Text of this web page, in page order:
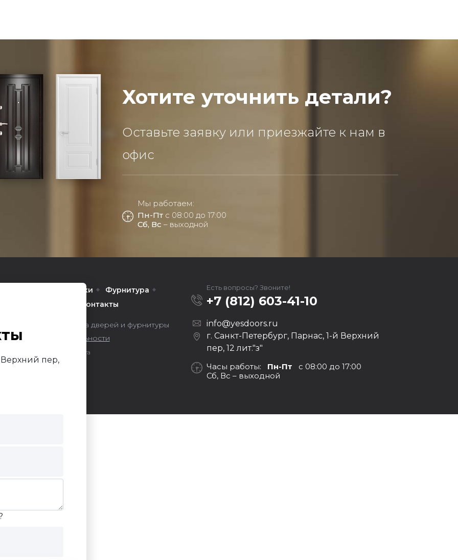
Хотите уточнить детали?
Оставьте заявку или приезжайте к нам в
офис
Мы работаем:
Пн-Пт с 08:00 до 17:00
Сб, Вс – выходной
Верхний пер,
Арки
Фурнитура
Контакты
— оптовая продажа дверей и фурнитуры
конфиденциальности
Продвижение сайта
Darvin Studio
Есть вопросы? Звоните!
+7 (812) 603-41-10
info@yesdoors.ru
г. Санкт-Петербург, Парнас, 1-й Верхний
пер, 12 лит."з"
Часы работы: Пн-Пт с 08:00 до 17:00
Сб, Вс – выходной